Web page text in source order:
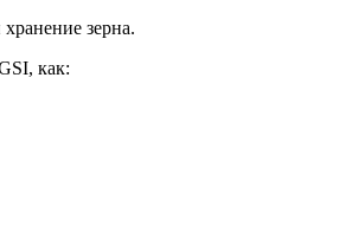
зерна.
, как: